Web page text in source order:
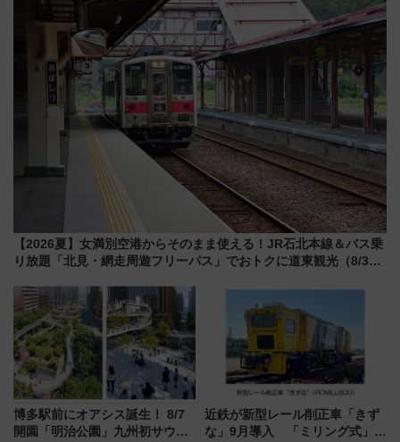
【2026夏】女満別空港からそのまま使える！JR石北本線＆バス乗
り放題「北見・網走周遊フリーパス」でおトクに道東観光（8/3発
博多駅前にオアシス誕生！ 8/7
開園「明治公園」九州初サウナ
近鉄が新型レール削正車「きず
な」9月導入 「ミリング式」採